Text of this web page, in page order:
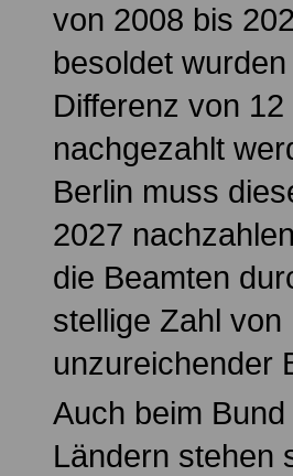
von 2008 bis
besoldet
Differenz von
nachgezahlt
Berlin muss
2027
die Beamten
stellige Zahl
unzureichender
Auch beim
Ländern stehen